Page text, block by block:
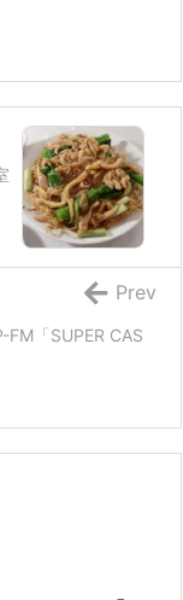
FM「SUPER CAS
Prev